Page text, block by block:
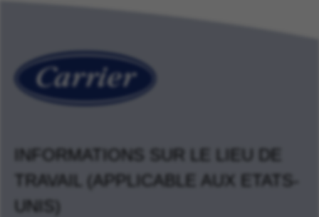
INFORMATIONS SUR LE LIEU DE
TRAVAIL (APPLICABLE AUX ETATS-
UNIS)